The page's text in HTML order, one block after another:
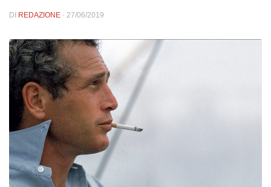
DI REDAZIONE · 27/06/2019